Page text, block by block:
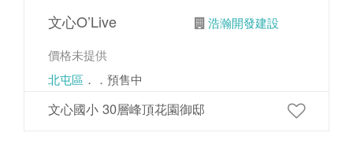
文心O’Live
浩瀚開發建設
價格未提供
北屯區 ．．預售中
文心國小 30層峰頂花園御邸